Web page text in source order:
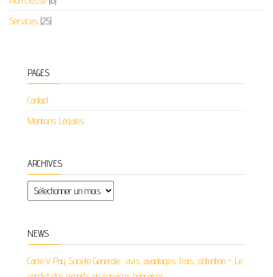
Services (25)
PAGES
Contact
Mentions Légales
ARCHIVES
Archives
NEWS
Carte V Pay Societe Generale : avis, avantages, frais, obtention – Le